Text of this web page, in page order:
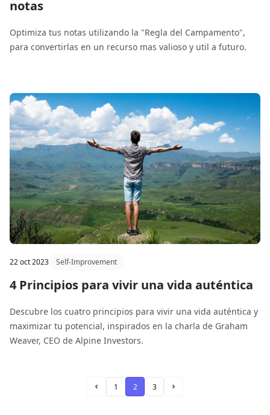
notas
Optimiza tus notas utilizando la "Regla del Campamento",
para convertirlas en un recurso mas valioso y util a futuro.
22 oct 2023 Self-Improvement
4 Principios para vivir una vida auténtica
Descubre los cuatro principios para vivir una vida auténtica y
maximizar tu potencial, inspirados en la charla de Graham
Weaver, CEO de Alpine Investors.
Anterior
1 2 3 Siguiente